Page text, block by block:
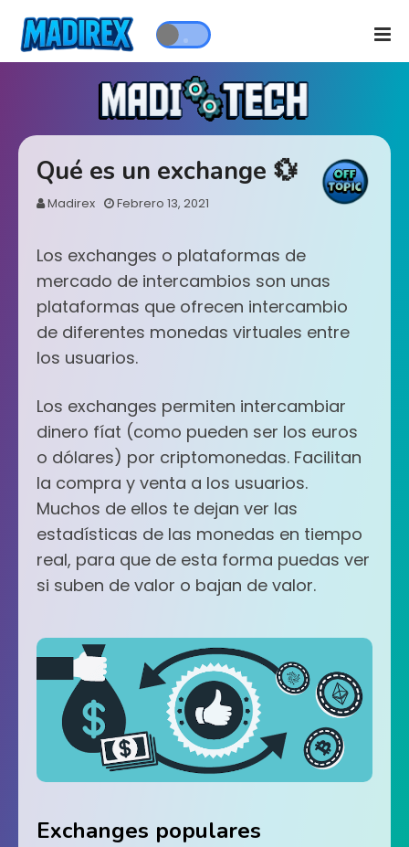
Qué es un exchange 💱
Madirex Febrero 13, 2021
Los exchanges o plataformas de
mercado de intercambios son unas
plataformas que ofrecen intercambio
de diferentes monedas virtuales entre
los usuarios.
Los exchanges permiten intercambiar
dinero fíat (como pueden ser los euros
o dólares) por criptomonedas. Facilitan
la compra y venta a los usuarios.
Muchos de ellos te dejan ver las
estadísticas de las monedas en tiempo
real, para que de esta forma puedas ver
si suben de valor o bajan de valor.
Exchanges populares